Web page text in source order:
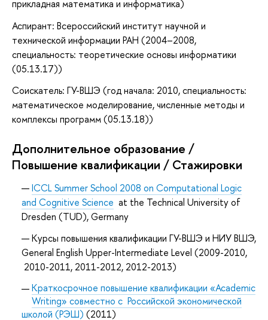
прикладная математика и информатика)
Аспирант: Всероссийский институт научной и
технической информации РАН (2004–2008,
специальность: теоретические основы информатики
(05.13.17))
Соискатель: ГУ-ВШЭ (год начала: 2010, специальность:
математическое моделирование, численные методы и
комплексы программ (05.13.18))
Дополнительное образование /
Повышение квалификации / Стажировки
ICCL Summer School 2008 on Computational Logic
and Cognitive Science at the Technical University of
Dresden (TUD), Germany
Курсы повышения квалификации ГУ-ВШЭ и НИУ ВШЭ,
General English Upper-Intermediate Level (2009-2010,
2010-2011, 2011-2012, 2012-2013)
Краткосрочное повышение квалификации «Academic
Writing» совместно с Российской экономической
школой (РЭШ) (2011)